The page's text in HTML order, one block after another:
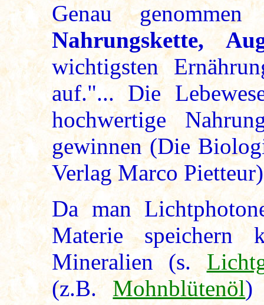
Genau
Nahrungskette,
wichtigsten
auf."... Die
hochwertige
gewinnen (Die
Verlag Marco
Da man
Materie speichern
Mineralien (s.
(z.B.Mohnblütenöl)